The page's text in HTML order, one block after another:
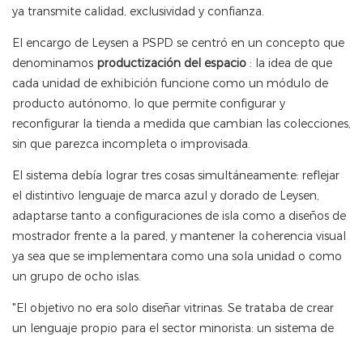
ya transmite calidad, exclusividad y confianza.
El encargo de Leysen a PSPD se centró en un concepto que
denominamos productización del espacio : la idea de que
cada unidad de exhibición funcione como un módulo de
producto autónomo, lo que permite configurar y
reconfigurar la tienda a medida que cambian las colecciones,
sin que parezca incompleta o improvisada.
El sistema debía lograr tres cosas simultáneamente: reflejar
el distintivo lenguaje de marca azul y dorado de Leysen,
adaptarse tanto a configuraciones de isla como a diseños de
mostrador frente a la pared, y mantener la coherencia visual
ya sea que se implementara como una sola unidad o como
un grupo de ocho islas.
"El objetivo no era solo diseñar vitrinas. Se trataba de crear
un lenguaje propio para el sector minorista: un sistema de